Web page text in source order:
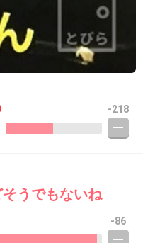
-218
うでもないね
-86